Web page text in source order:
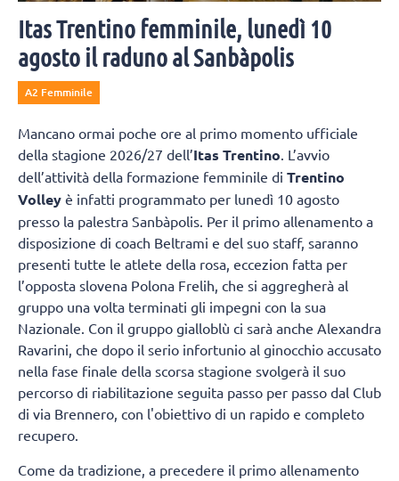
Itas Trentino femminile, lunedì 10
agosto il raduno al Sanbàpolis
A2 Femminile
Mancano ormai poche ore al primo momento ufficiale
della stagione 2026/27 dell’Itas Trentino. L’avvio
dell’attività della formazione femminile di Trentino
Volley è infatti programmato per lunedì 10 agosto
presso la palestra Sanbàpolis. Per il primo allenamento a
disposizione di coach Beltrami e del suo staff, saranno
presenti tutte le atlete della rosa, eccezion fatta per
l’opposta slovena Polona Frelih, che si aggregherà al
gruppo una volta terminati gli impegni con la sua
Nazionale. Con il gruppo gialloblù ci sarà anche Alexandra
Ravarini, che dopo il serio infortunio al ginocchio accusato
nella fase finale della scorsa stagione svolgerà il suo
percorso di riabilitazione seguita passo per passo dal Club
di via Brennero, con l'obiettivo di un rapido e completo
recupero.
Come da tradizione, a precedere il primo allenamento